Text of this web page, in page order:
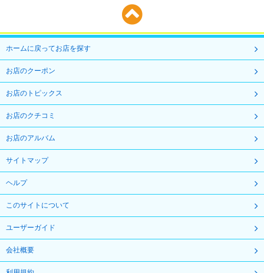
ホームに戻ってお店を探す
お店のクーポン
お店のトピックス
お店のクチコミ
お店のアルバム
サイトマップ
ヘルプ
このサイトについて
ユーザーガイド
会社概要